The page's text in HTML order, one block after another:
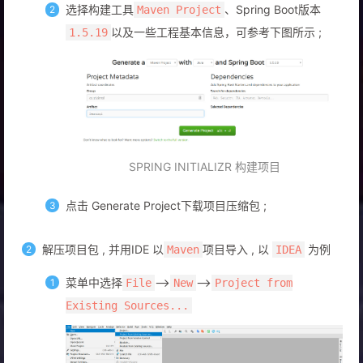
选择构建工具 Maven Project 、Spring Boot版本
1.5.19 以及一些工程基本信息，可参考下图所示 ;
SPRING INITIALIZR 构建项目
点击 Generate Project下载项目压缩包 ;
解压项目包 , 并用IDE 以 Maven 项目导入 , 以 IDEA 为例
菜单中选择 File –> New –> Project from
Existing Sources...